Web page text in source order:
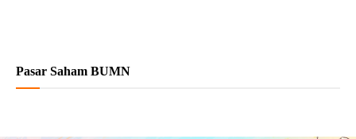
Pasar Saham BUMN